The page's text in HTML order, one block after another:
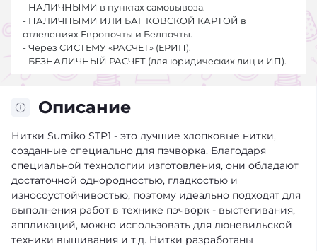
Описание
Нитки Sumiko STP1 - это лучшие хлопковые нитки,
созданные специально для пэчворка. Благодаря
специальной технологии изготовления, они обладают
достаточной однородностью, гладкостью и
износоустойчивостью, поэтому идеально подходят для
выполнения работ в технике пэчворк - выстегивания,
аппликаций, можно использовать для люневильской
техники вышивания и т.д. Нитки разработаны
- НАЛИЧНЫМИ в пунктах самовывоза.
- НАЛИЧНЫМИ ИЛИ БАНКОВСКОЙ КАРТОЙ в
отделениях Европочты и Белпочты.
- Через СИСТЕМУ «РАСЧЕТ» (ЕРИП).
- БЕЗНАЛИЧНЫЙ РАСЧЕТ (для юридических лиц и ИП).